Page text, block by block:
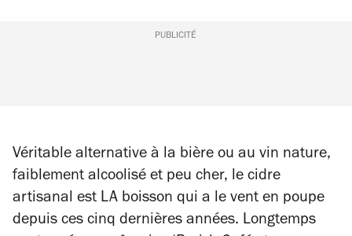
PUBLICITÉ
Véritable alternative à la bière ou au vin nature,
faiblement alcoolisé et peu cher, le cidre
artisanal est LA boisson qui a le vent en poupe
depuis ces cinq dernières années. Longtemps